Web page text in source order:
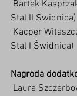
Stal II Świdnica)
Stal I Świdnica)
Nagroda